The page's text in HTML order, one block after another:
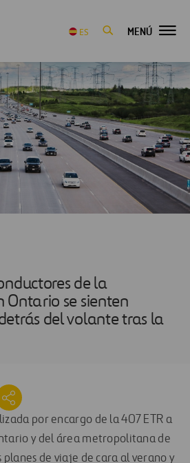
ES MENÚ
de la
Ontario se sienten
del volante tras la
por encargo de la 407 ETR a
y del área metropolitana de
planes de viaje de cara al verano y